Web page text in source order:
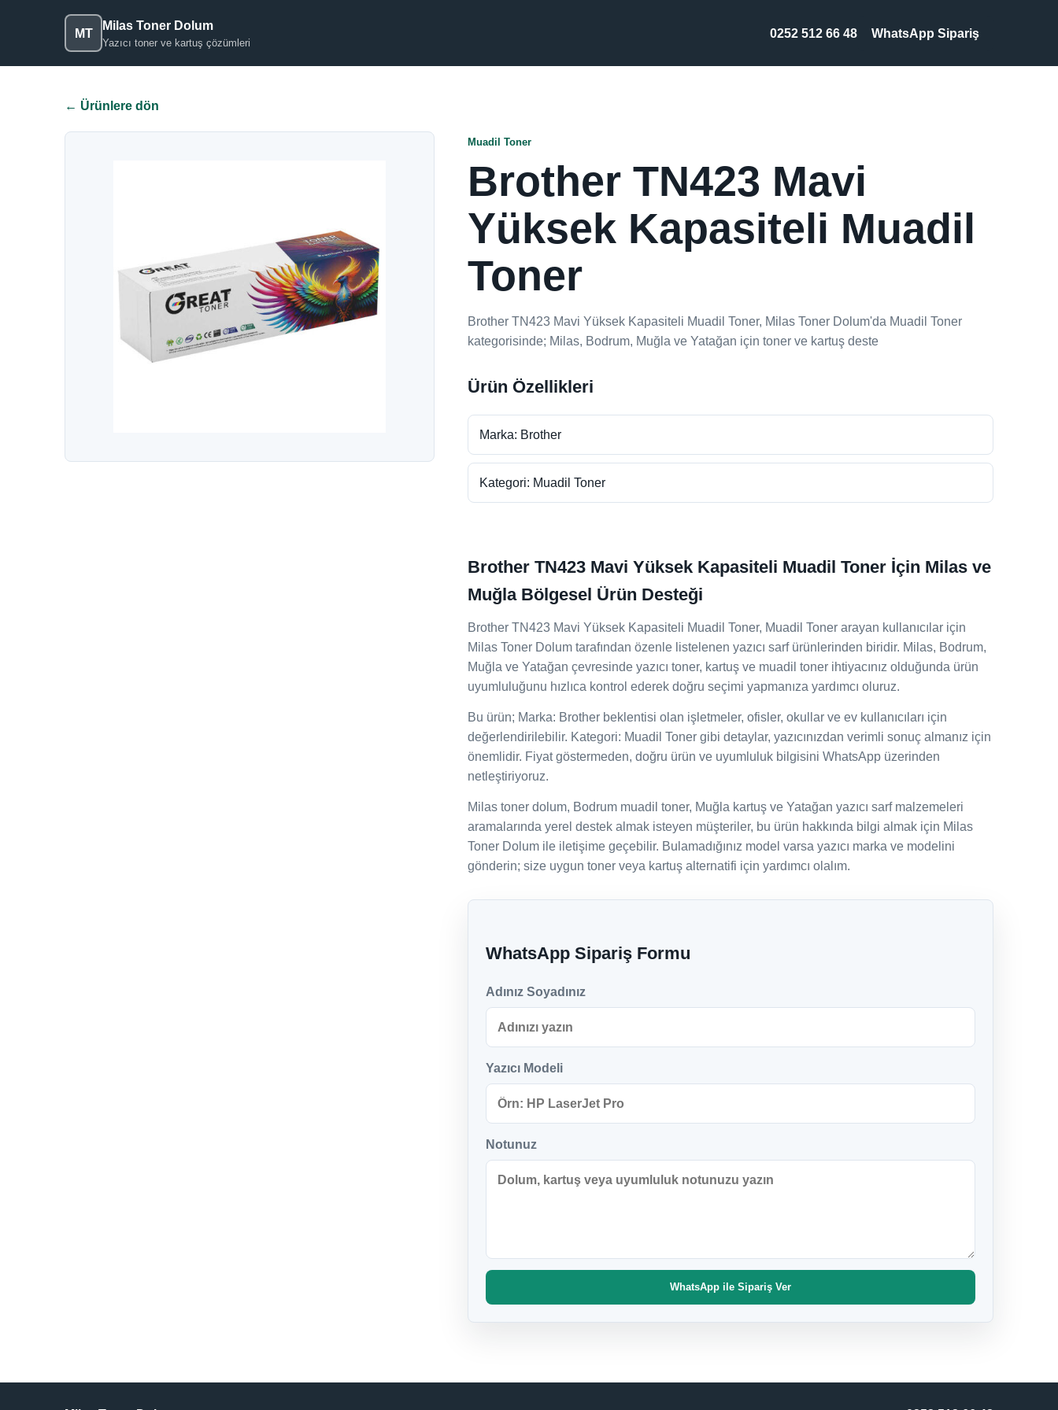
MT
Milas Toner Dolum
Yazıcı toner ve kartuş çözümleri
0252 512 66 48 WhatsApp Sipariş
← Ürünlere dön
Muadil Toner
Brother TN423 Mavi
Yüksek Kapasiteli Muadil
Toner
Brother TN423 Mavi Yüksek Kapasiteli Muadil Toner, Milas Toner Dolum'da Muadil Toner
kategorisinde; Milas, Bodrum, Muğla ve Yatağan için toner ve kartuş deste
Ürün Özellikleri
Marka: Brother
Kategori: Muadil Toner
Brother TN423 Mavi Yüksek Kapasiteli Muadil Toner İçin Milas ve
Muğla Bölgesel Ürün Desteği
Brother TN423 Mavi Yüksek Kapasiteli Muadil Toner, Muadil Toner arayan kullanıcılar için
Milas Toner Dolum tarafından özenle listelenen yazıcı sarf ürünlerinden biridir. Milas, Bodrum,
Muğla ve Yatağan çevresinde yazıcı toner, kartuş ve muadil toner ihtiyacınız olduğunda ürün
uyumluluğunu hızlıca kontrol ederek doğru seçimi yapmanıza yardımcı oluruz.
Bu ürün; Marka: Brother beklentisi olan işletmeler, ofisler, okullar ve ev kullanıcıları için
değerlendirilebilir. Kategori: Muadil Toner gibi detaylar, yazıcınızdan verimli sonuç almanız için
önemlidir. Fiyat göstermeden, doğru ürün ve uyumluluk bilgisini WhatsApp üzerinden
netleştiriyoruz.
Milas toner dolum, Bodrum muadil toner, Muğla kartuş ve Yatağan yazıcı sarf malzemeleri
aramalarında yerel destek almak isteyen müşteriler, bu ürün hakkında bilgi almak için Milas
Toner Dolum ile iletişime geçebilir. Bulamadığınız model varsa yazıcı marka ve modelini
gönderin; size uygun toner veya kartuş alternatifi için yardımcı olalım.
WhatsApp Sipariş Formu
Adınız Soyadınız
Yazıcı Modeli
Notunuz
WhatsApp ile Sipariş Ver